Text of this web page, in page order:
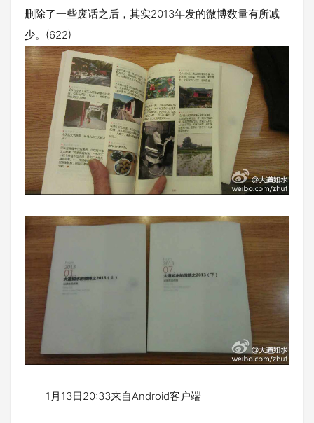
删除了一些废话之后，其实2013年发的微博数量有所减
少。(622)
1月13日20:33来自Android客户端